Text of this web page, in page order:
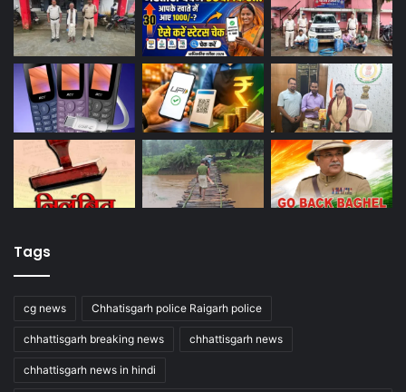
Tags
cg news Chhatisgarh police Raigarh police
chhattisgarh breaking news chhattisgarh news
chhattisgarh news in hindi